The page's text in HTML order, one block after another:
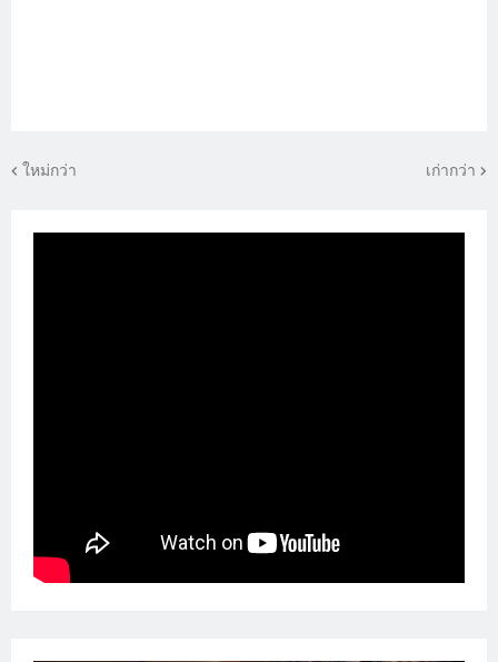
ใหม่กว่า เก่ากว่า